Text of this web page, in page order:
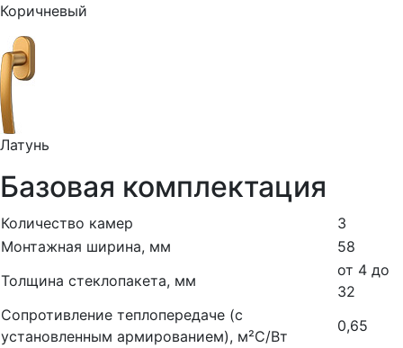
Коричневый
Латунь
Базовая комплектация
Количество камер
3
Монтажная ширина, мм
58
Толщина стеклопакета, мм
от 4 до
32
Сопротивление теплопередаче (с
установленным армированием), м²С/Вт
0,65